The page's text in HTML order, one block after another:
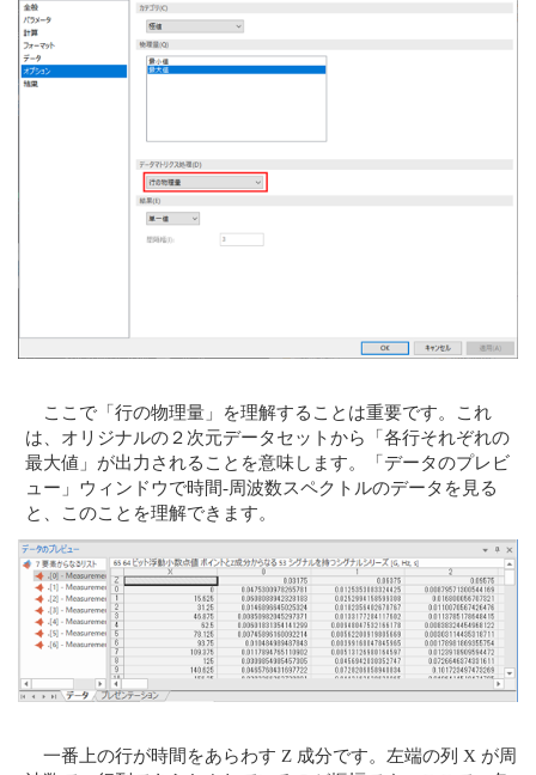
ここで「行の物理量」を理解することは重要です。これ
は、オリジナルの２次元データセットから「各行それぞれの
最大値」が出力されることを意味します。「データのプレビ
ュー」ウィンドウで時間-周波数スペクトルのデータを見る
と、このことを理解できます。
一番上の行が時間をあらわす Z 成分です。左端の列 X が周